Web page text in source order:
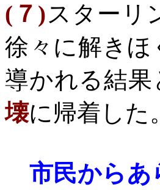
( ７ )スターリ
徐々に解き
導かれる結
壊に帰着した。
市民からあ